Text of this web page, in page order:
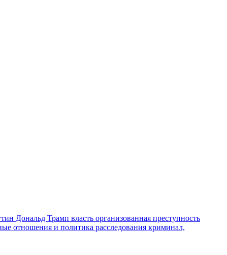
Дональд Трамп власть организованная преступность
отношения и политика расследования криминал,